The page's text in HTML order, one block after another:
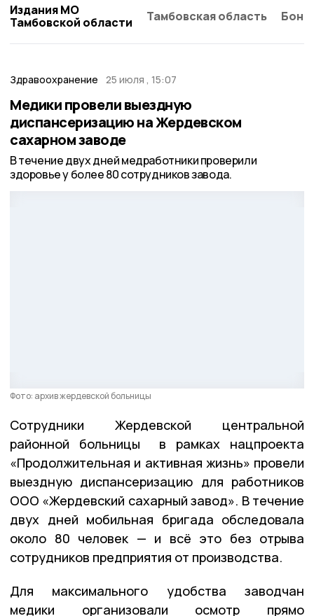
Издания МО
Тамбовской области
Тамбовская область
Здравоохранение 25 июля , 15:07
Медики провели выездную
диспансеризацию на Жердевском
сахарном заводе
В течение двух дней медработники проверили
здоровье у более 80 сотрудников завода.
Фото: архив жердевской больницы
Сотрудники Жердевской центральной
районной больницы в рамках нацпроекта
«Продолжительная и активная жизнь» провели
выездную диспансеризацию для работников
ООО «Жердевский сахарный завод». В течение
двух дней мобильная бригада обследовала
около 80 человек — и всё это без отрыва
сотрудников предприятия от производства.
Для максимального удобства заводчан
медики организовали осмотр прямо